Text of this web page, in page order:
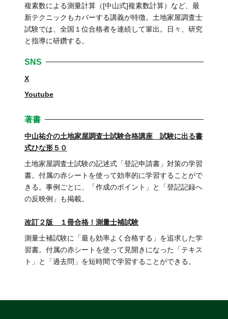
複素数による測量計算（[中山式]複素数計算）など、最
新テクニックもカバーする講義が特徴。土地家屋調査士
試験では、全国１位合格者を連続して輩出。日々、研究
と指導に研鑽する。
SNS
X
Youtube
著書
中山祐介の土地家屋調査士試験合格講座 試験に出る書
式ひな形５０
土地家屋調査士試験の記述式「登記申請書」対策の学習
書。付属の赤シートを使って効率的に学習することがで
きる。事例ごとに、「作成のポイント」と「登記記録へ
の反映例」も掲載。
改訂２版 １冊合格！測量士補試験
測量士補試験に「最も効率よく合格する」を追求した学
習書。付属の赤シートを使って見開きになった「テキス
ト」と「過去問」を短時間で学習することができる。